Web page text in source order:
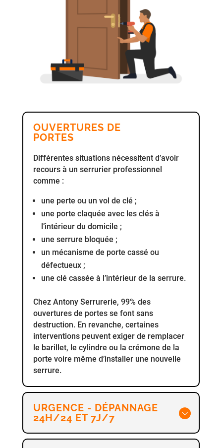
OUVERTURES DE
PORTES
Différentes situations nécessitent d’avoir
recours à un serrurier professionnel
comme :
une perte ou un vol de clé ;
une porte claquée avec les clés à
l’intérieur du domicile ;
une serrure bloquée ;
un mécanisme de porte cassé ou
défectueux ;
une clé cassée à l’intérieur de la serrure.
Chez Antony Serrurerie, 99% des
ouvertures de portes se font sans
destruction. En revanche, certaines
interventions peuvent exiger de remplacer
le barillet, le cylindre ou la crémone de la
porte voire même d’installer une nouvelle
serrure.
URGENCE - DÉPANNAGE
24H/24 ET 7J/7